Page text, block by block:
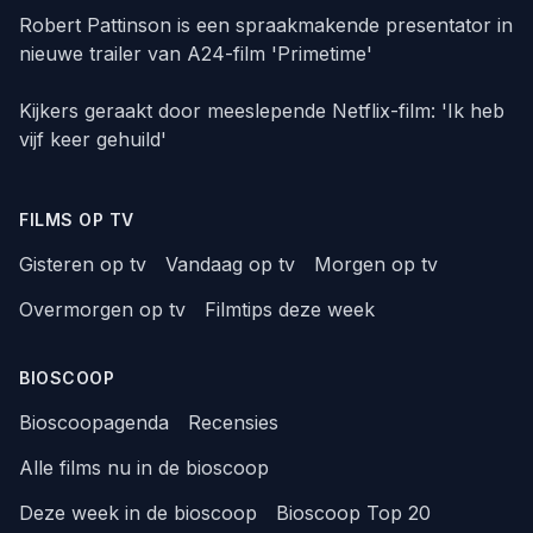
Robert Pattinson is een spraakmakende presentator in
nieuwe trailer van A24-film 'Primetime'
Kijkers geraakt door meeslepende Netflix-film: 'Ik heb
vijf keer gehuild'
FILMS OP TV
Gisteren op tv Vandaag op tv
Morgen op tv
Overmorgen op tv
Filmtips deze week
BIOSCOOP
Bioscoopagenda
Recensies
Alle films nu in de bioscoop
Deze week in de bioscoop
Bioscoop Top 20